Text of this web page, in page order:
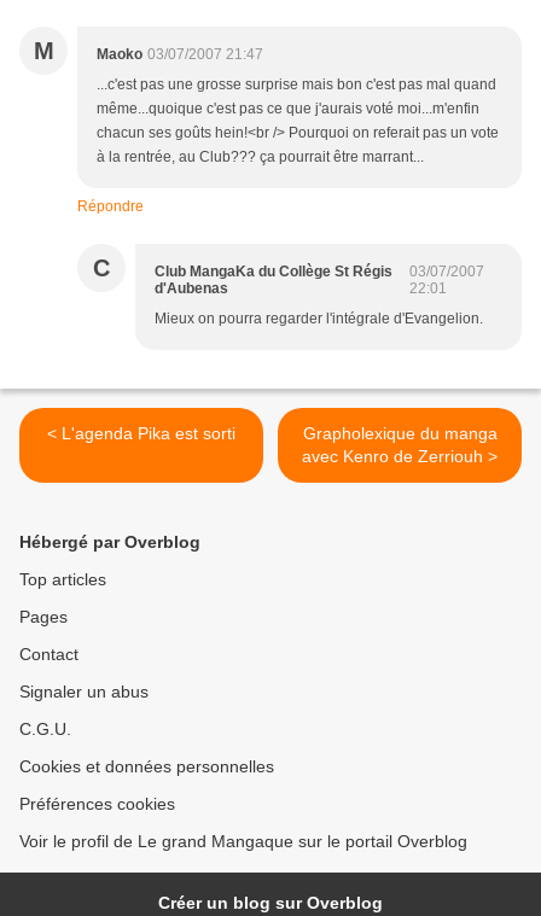
M Maoko 03/07/2007 21:47
...c'est pas une grosse surprise mais bon c'est pas mal quand
même...quoique c'est pas ce que j'aurais voté moi...m'enfin
chacun ses goûts hein!<br /> Pourquoi on referait pas un vote
à la rentrée, au Club??? ça pourrait être marrant...
Répondre
C
Club MangaKa du Collège St Régis
d'Aubenas
03/07/2007
22:01
Mieux on pourra regarder l'intégrale d'Evangelion.
< L'agenda Pika est sorti
Grapholexique du manga
avec Kenro de Zerriouh >
Hébergé par Overblog
Top articles
Pages
Contact
Signaler un abus
C.G.U.
Cookies et données personnelles
Préférences cookies
Voir le profil de Le grand Mangaque sur le portail Overblog
Créer un blog sur Overblog